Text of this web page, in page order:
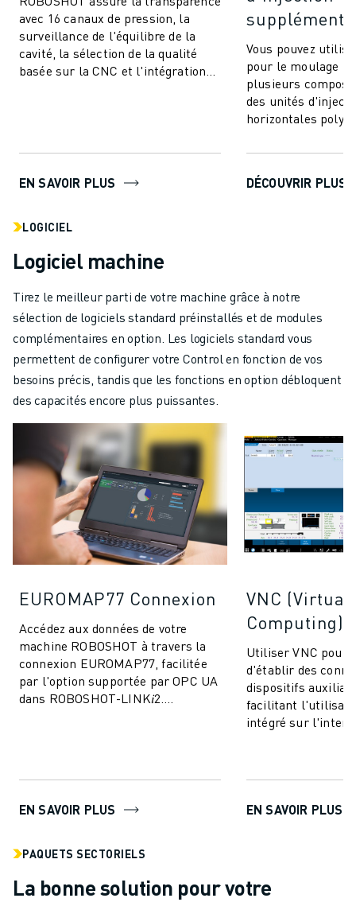
avec 16 canaux de pression, la
surveillance de l'équilibre de la
cavité, la sélection de la qualité
basée sur la CNC et l'intégration
EN SAVOIR PLUS
Vous pouvez
pour le moulage
plusieurs
des unités
horizontales
DÉCOUVRIR PLUS
LOGICIEL
Logiciel machine
Tirez le meilleur parti de votre machine grâce à notre
sélection de logiciels standard préinstallés et de modules
complémentaires en option. Les logiciels standard vous
permettent de configurer votre Control en fonction de vos
besoins précis, tandis que les fonctions en option débloquent
des capacités encore plus puissantes.
EUROMAP77 Connexion
Accédez aux données de votre
machine ROBOSHOT à travers la
connexion EUROMAP77, facilitée
par l'option supportée par OPC UA
dans ROBOSHOT-LINK𝑖2.
EN SAVOIR PLUS
VNC
Computing)
Utiliser VNC pour
d'établir des
dispositifs
facilitant
intégré sur
EN SAVOIR PLUS
PAQUETS SECTORIELS
La bonne solution pour votre